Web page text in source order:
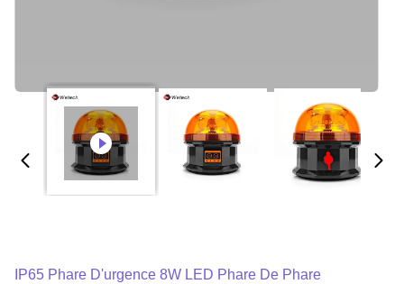
IP65 Phare D'urgence 8W LED Phare De Phare